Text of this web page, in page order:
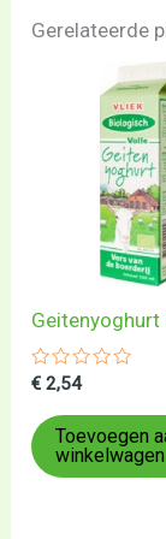
Gerelateerde
Geitenyoghurt
Gewaardeerd
uit
5
€ 2,54
Toevoegen
winkelwagen